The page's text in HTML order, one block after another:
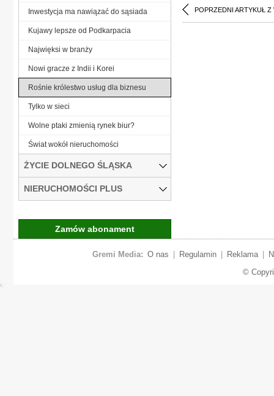
POPRZEDNI ARTYKUŁ Z
Inwestycja ma nawiązać do sąsiada
Kujawy lepsze od Podkarpacia
Najwięksi w branży
Nowi gracze z Indii i Korei
Rośnie królestwo usług dla biznesu
Tylko w sieci
Wolne ptaki zmienią rynek biur?
Świat wokół nieruchomości
ŻYCIE DOLNEGO ŚLĄSKA
NIERUCHOMOŚCI PLUS
Zamów abonament
Gremi Media: O nas Regulamin Reklama
©